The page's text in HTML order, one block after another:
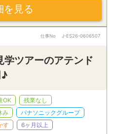
を見る
仕事No J-ES26-0606507
ツアーのアテンド
OK
残業なし
み
パナソニックグループ
す 6ヶ月以上